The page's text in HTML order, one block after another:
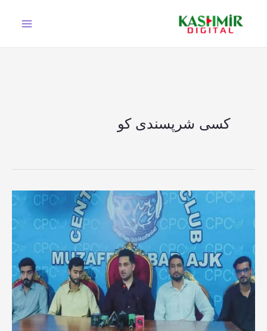
کسی شرپسندی کو
جوائنٹ
عوامی
کمیٹی
کا
مخالف